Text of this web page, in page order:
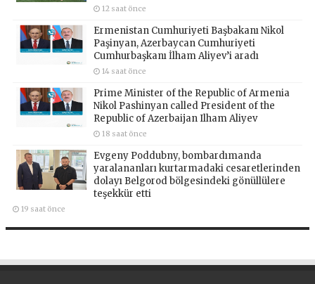
12 saat önce
Ermenistan Cumhuriyeti Başbakanı Nikol
Paşinyan, Azerbaycan Cumhuriyeti
Cumhurbaşkanı İlham Aliyev’i aradı
14 saat önce
Prime Minister of the Republic of Armenia
Nikol Pashinyan called President of the
Republic of Azerbaijan Ilham Aliyev
18 saat önce
Evgeny Poddubny, bombardımanda
yaralananları kurtarmadaki cesaretlerinden
dolayı Belgorod bölgesindeki gönüllülere
teşekkür etti
19 saat önce